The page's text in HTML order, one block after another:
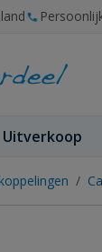
Uitverkoop
/